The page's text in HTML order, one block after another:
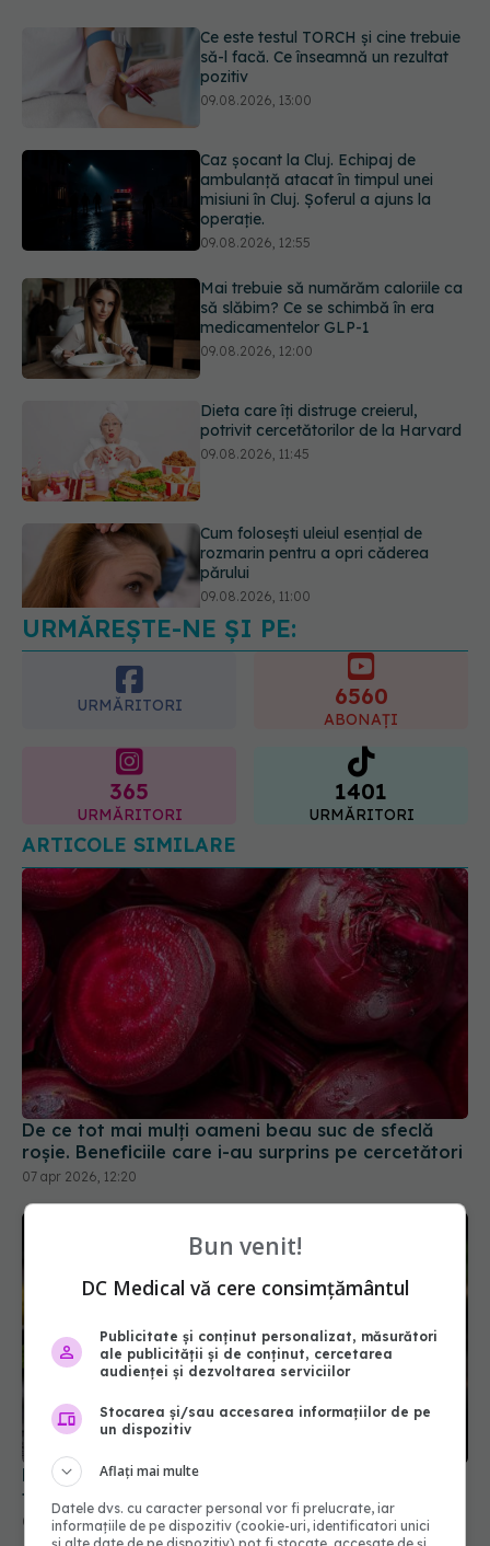
Caz șocant la Cluj. Echipaj de
ambulanță atacat în timpul unei
misiuni în Cluj. Șoferul a ajuns la
operație.
Mai trebuie să numărăm caloriile ca
să slăbim? Ce se schimbă în era
medicamentelor GLP-1
09.08.2026, 12:00
Dieta care îți distruge creierul,
potrivit cercetătorilor de la Harvard
09.08.2026, 11:45
Cum folosești uleiul esențial de
rozmarin pentru a opri căderea
părului
Ce este testul TORCH și cine trebuie
să-l facă. Ce înseamnă un rezultat
pozitiv
09.08.2026, 13:00
URMĂREȘTE-NE ȘI PE:
URMĂRITORI 6560
ABONAȚI
365
URMĂRITORI
1401
URMĂRITORI
ARTICOLE SIMILARE
De ce tot mai mulți oameni beau suc de sfeclă
roșie. Beneficiile care i-au surprins pe cercetători
07 apr 2026, 12:20
Planta care îți poate ușura respirația și calma
tusea natural
02 oct 2025, 13:18
Bun venit!
DC Medical vă cere consimțământul
Publicitate și conținut personalizat, măsurători
ale publicității și de conținut, cercetarea
audienței și dezvoltarea serviciilor
Stocarea și/sau accesarea informațiilor de pe
un dispozitiv
Aflați mai multe
Datele dvs. cu caracter personal vor fi prelucrate, iar
informațiile de pe dispozitiv (cookie-uri, identificatori unici